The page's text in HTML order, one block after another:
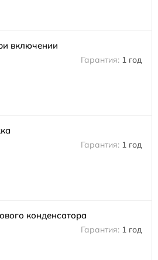
включении
1 год
1 год
конденсатора
1 год